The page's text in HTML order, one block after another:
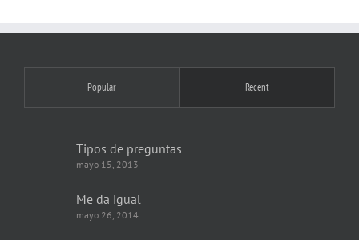
Popular Recent
Tipos de preguntas
mayo 15, 2013
Me da igual
mayo 26, 2014